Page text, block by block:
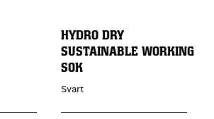
HYDRO DRY
SUSTAINABLE WORKING
SOK
Svart